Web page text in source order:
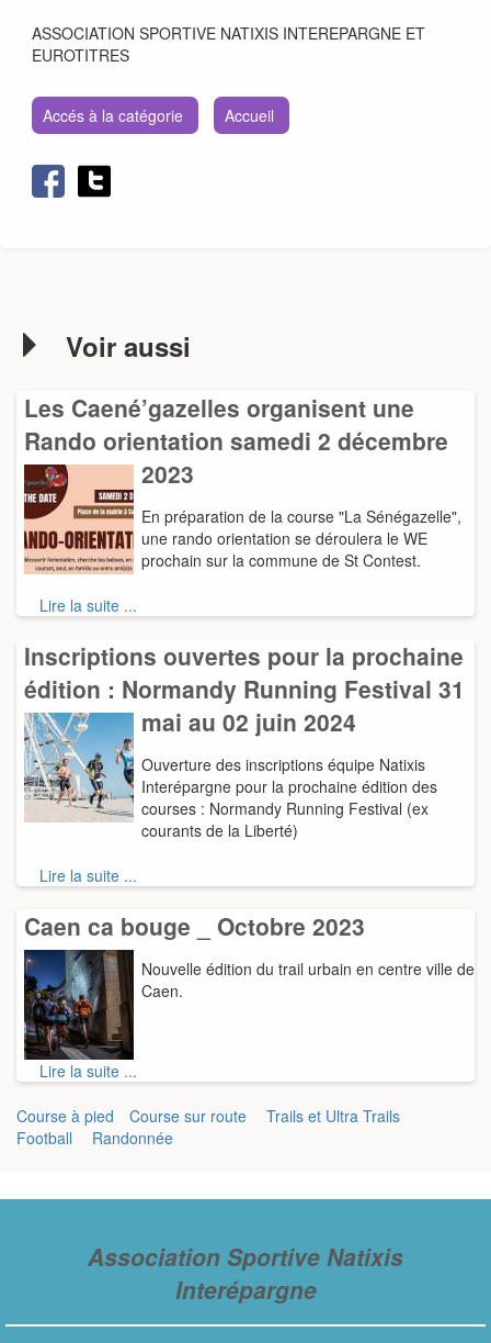
ASSOCIATION SPORTIVE NATIXIS INTEREPARGNE ET
EUROTITRES
Accés à la catégorie Accueil
Voir aussi
Les Caené’gazelles organisent une
Rando orientation samedi 2 décembre
2023
En préparation de la course "La Sénégazelle",
une rando orientation se déroulera le WE
prochain sur la commune de St Contest.
Lire la suite ...
Inscriptions ouvertes pour la prochaine
édition : Normandy Running Festival 31
mai au 02 juin 2024
Ouverture des inscriptions équipe Natixis
Interépargne pour la prochaine édition des
courses : Normandy Running Festival (ex
courants de la Liberté)
Lire la suite ...
Caen ca bouge _ Octobre 2023
Nouvelle édition du trail urbain en centre ville de
Caen.
Lire la suite ...
Course à pied Course sur route
Trails et Ultra Trails
Football
Randonnée
Association Sportive Natixis
Interépargne